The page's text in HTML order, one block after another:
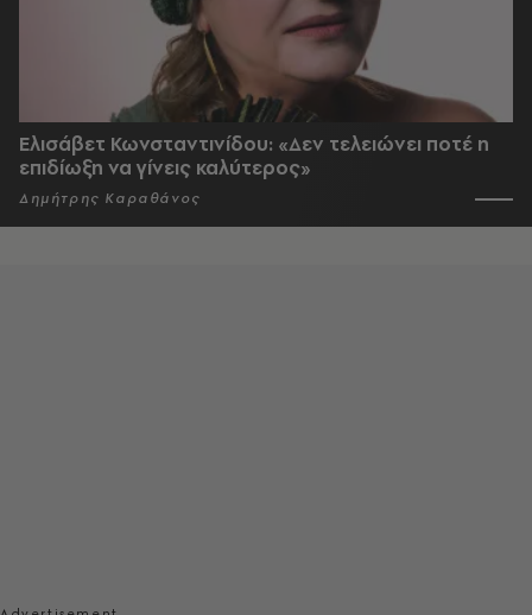
Ελισάβετ Κωνσταντινίδου: «Δεν τελειώνει ποτέ η
επιδίωξη να γίνεις καλύτερος»
Δημήτρης Καραθάνος